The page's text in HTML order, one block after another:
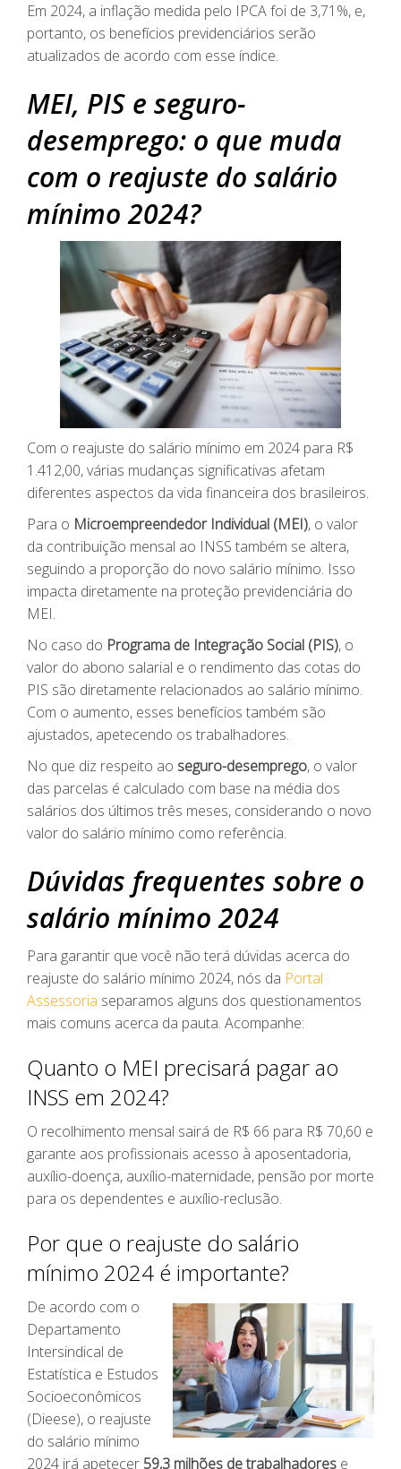
Em 2024, a inflação medida pelo IPCA foi de 3,71%, e,
portanto, os benefícios previdenciários serão
atualizados de acordo com esse índice.
MEI, PIS e seguro-
desemprego: o que muda
com o reajuste do salário
mínimo 2024?
Com o reajuste do salário mínimo em 2024 para R$
1.412,00, várias mudanças significativas afetam
diferentes aspectos da vida financeira dos brasileiros.
Para o Microempreendedor Individual (MEI), o valor
da contribuição mensal ao INSS também se altera,
seguindo a proporção do novo salário mínimo. Isso
impacta diretamente na proteção previdenciária do
MEI.
No caso do Programa de Integração Social (PIS), o
valor do abono salarial e o rendimento das cotas do
PIS são diretamente relacionados ao salário mínimo.
Com o aumento, esses benefícios também são
ajustados, apetecendo os trabalhadores.
No que diz respeito ao seguro-desemprego, o valor
das parcelas é calculado com base na média dos
salários dos últimos três meses, considerando o novo
valor do salário mínimo como referência.
Dúvidas frequentes sobre o
salário mínimo 2024
Para garantir que você não terá dúvidas acerca do
reajuste do salário mínimo 2024, nós da Portal
Assessoria separamos alguns dos questionamentos
mais comuns acerca da pauta. Acompanhe:
Quanto o MEI precisará pagar ao
INSS em 2024?
O recolhimento mensal sairá de R$ 66 para R$ 70,60 e
garante aos profissionais acesso à aposentadoria,
auxílio-doença, auxílio-maternidade, pensão por morte
para os dependentes e auxílio-reclusão.
Por que o reajuste do salário
mínimo 2024 é importante?
De acordo com o
Departamento
Intersindical de
Estatística e Estudos
Socioeconômicos
(Dieese), o reajuste
do salário mínimo
2024 irá apetecer 59,3 milhões de trabalhadores e